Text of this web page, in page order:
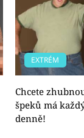
EXTRÉM
Chcete
špeků má
denně!